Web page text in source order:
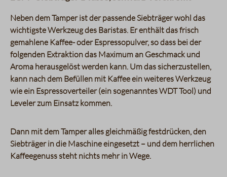
Neben dem Tamper ist der passende Siebträger wohl das
wichtigste Werkzeug des Baristas. Er enthält das frisch
gemahlene Kaffee- oder Espressopulver, so dass bei der
folgenden Extraktion das Maximum an Geschmack und
Aroma herausgelöst werden kann. Um das sicherzustellen,
kann nach dem Befüllen mit Kaffee ein weiteres Werkzeug
wie ein Espressoverteiler (ein sogenanntes WDT Tool) und
Leveler zum Einsatz kommen.
Dann mit dem Tamper alles gleichmäßig festdrücken, den
Siebträger in die Maschine eingesetzt – und dem herrlichen
Kaffeegenuss steht nichts mehr in Wege.